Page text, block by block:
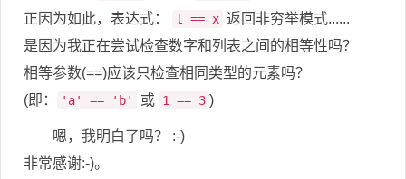
正因为如此，表达式： l == x 返回非穷举模式......
是因为我正在尝试检查数字和列表之间的相等性吗？
相等参数(==)应该只检查相同类型的元素吗？
(即：
'a' == 'b' 或 1 == 3 )
嗯，我明白了吗？ :-)
非常感谢:-)。